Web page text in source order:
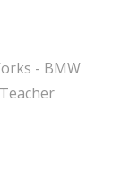
- BMW